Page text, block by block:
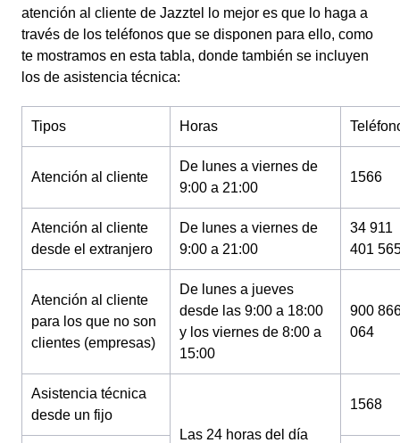
atención al cliente de Jazztel lo mejor es que lo haga a
través de los teléfonos que se disponen para ello, como
te mostramos en esta tabla, donde también se incluyen
los de asistencia técnica:
Tipos Horas
Atención al cliente
De lunes a viernes de
9:00 a 21:00
1566
Atención al cliente
desde el extranjero
De lunes a viernes de
9:00 a 21:00
34 911
401
Atención al cliente
para los que no son
clientes (empresas)
De lunes a jueves
desde las 9:00 a 18:00
y los viernes de 8:00 a
15:00
900
064
Asistencia técnica
desde un fijo
Las 24 horas del día
1568